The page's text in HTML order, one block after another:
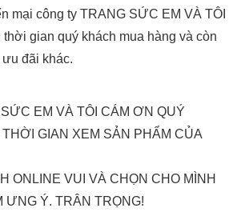
mại công ty TRANG SỨC EM VÀ TÔI
gian quý khách mua hàng và còn
đãi khác.
EM VÀ TÔI CÁM ƠN QUÝ
GIAN XEM SẢN PHẨM CỦA
ONLINE VUI VÀ CHỌN CHO MÌNH
Ý. TRÂN TRỌNG!